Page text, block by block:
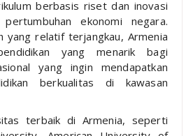
berbasis riset dan inovasi
ekonomi negara.
yang relatif terjangkau, Armenia
yang menarik bagi
yang ingin mendapatkan
berkualitas di kawasan
terbaik di Armenia, seperti